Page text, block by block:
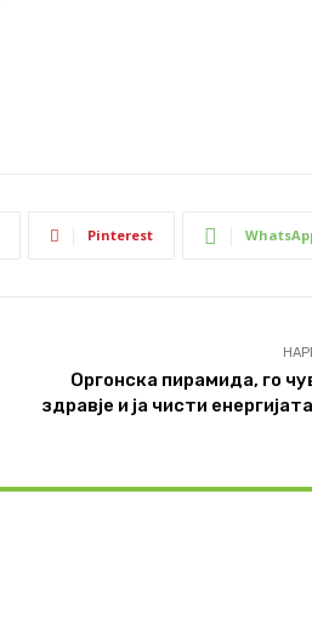
Pinterest
Оргонска пирамида, го
здравје и ја чисти